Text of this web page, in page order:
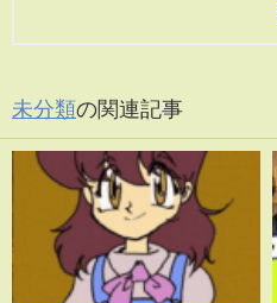
未分類の関連記事